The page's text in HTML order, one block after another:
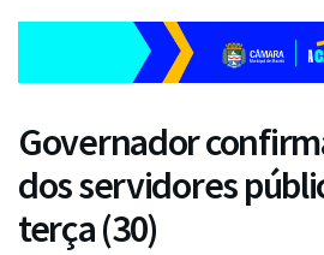
Governador
dos servidores
terça (30)